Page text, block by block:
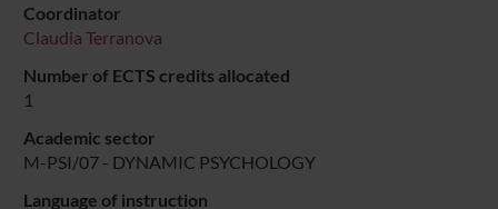
Coordinator
Claudia Terranova
Number of ECTS credits allocated
1
Academic sector
M-PSI/07 - DYNAMIC PSYCHOLOGY
Language of instruction